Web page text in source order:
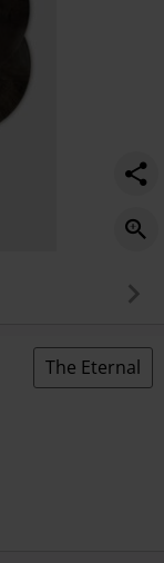
The Eternal